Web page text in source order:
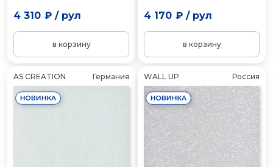
4 310 ₽/ рул
в корзину
4 170 ₽/ рул
в корзину
AS CREATION Германия WALL UP Россия